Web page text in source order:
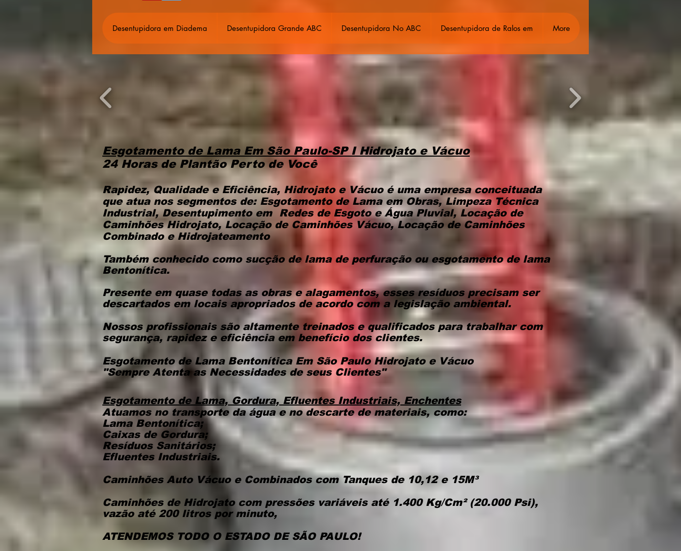
Desentupidora em Diadema Desentupidora Grande ABC Desentupidora No ABC Desentupidora de Ralos em More
Esgotamento de Lama Em São Paulo-SP I Hidrojato e Vácuo
24 Horas de Plantão Perto de Você
Rapidez, Qualidade e Eficiência, Hidrojato e Vácuo é uma empresa conceituada
que atua nos segmentos de: Esgotamento de Lama em Obras, Limpeza Técnica
Industrial, Desentupimento em Redes de Esgoto e Água Pluvial, Locação de
Caminhões Hidrojato, Locação de Caminhões Vácuo, Locação de Caminhões
Combinado e Hidrojateamento
Também conhecido como sucção de lama de perfuração ou esgotamento de lama
Bentonítica.
Presente em quase todas as obras e alagamentos, esses resíduos precisam ser
descartados em locais apropriados de acordo com a legislação ambiental.
Nossos profissionais são altamente treinados e qualificados para trabalhar com
segurança, rapidez e eficiência em benefício dos clientes.
​Esgotamento de Lama Bentonítica Em São Paulo Hidrojato e Vácuo
"Sempre Atenta as Necessidades de seus Clientes"
Esgotamento de Lama, Gordura, Efluentes Industriais, Enchentes
Atuamos no transporte da água e no descarte de materiais, como:
Lama Bentonítica;
Caixas de Gordura;
Resíduos Sanitários;
Efluentes Industriais.
​Caminhões Auto Vácuo e Combinados com Tanques de 10,12 e 15M³
Caminhões de Hidrojato com pressões variáveis até 1.400 Kg/Cm² (20.000 Psi),
vazão até 200 litros por minuto, ​​
ATENDEMOS TODO O ESTADO DE SÃO PAULO!